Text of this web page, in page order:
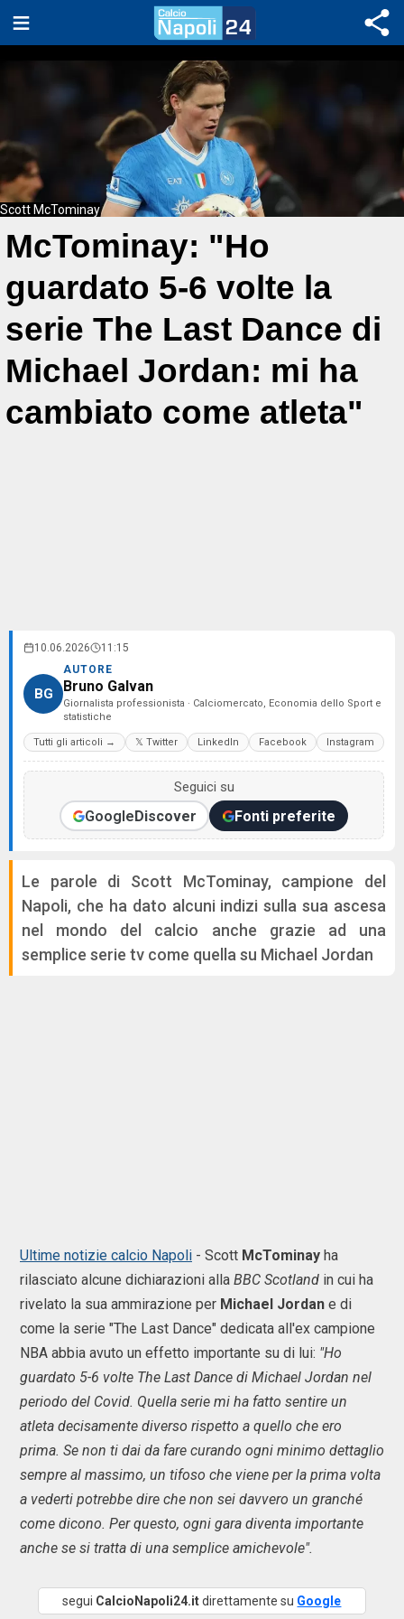
Scott McTominay
McTominay: "Ho
guardato 5-6 volte la
serie The Last Dance di
Michael Jordan: mi ha
cambiato come atleta"
10.06.2026 11:15
BG
AUTORE
Bruno Galvan
Giornalista professionista · Calciomercato, Economia dello Sport e
statistiche
Tutti gli articoli → 𝕏 Twitter LinkedIn Facebook Instagram
Seguici su
GoogleDiscover Fonti preferite
Le parole di Scott McTominay, campione del
Napoli, che ha dato alcuni indizi sulla sua ascesa
nel mondo del calcio anche grazie ad una
semplice serie tv come quella su Michael Jordan
Ultime notizie calcio Napoli - Scott McTominay ha
rilasciato alcune dichiarazioni alla BBC Scotland in cui ha
rivelato la sua ammirazione per Michael Jordan e di
come la serie "The Last Dance" dedicata all'ex campione
NBA abbia avuto un effetto importante su di lui: "Ho
guardato 5-6 volte The Last Dance di Michael Jordan nel
periodo del Covid. Quella serie mi ha fatto sentire un
atleta decisamente diverso rispetto a quello che ero
prima. Se non ti dai da fare curando ogni minimo dettaglio
sempre al massimo, un tifoso che viene per la prima volta
a vederti potrebbe dire che non sei davvero un granché
come dicono. Per questo, ogni gara diventa importante
anche se si tratta di una semplice amichevole".
segui CalcioNapoli24.itdirettamente su Google